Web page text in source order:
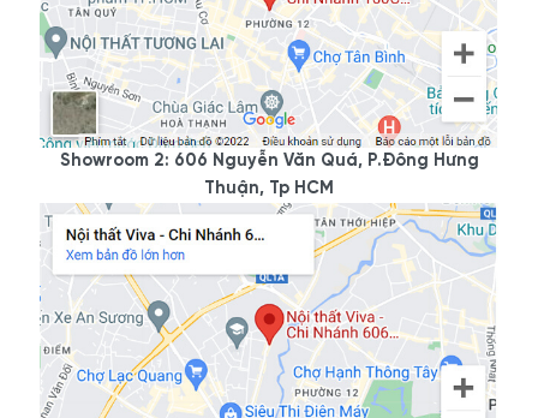
Showroom 2: 606 Nguyễn Văn Quá, P.Đông Hưng
Thuận, Tp HCM